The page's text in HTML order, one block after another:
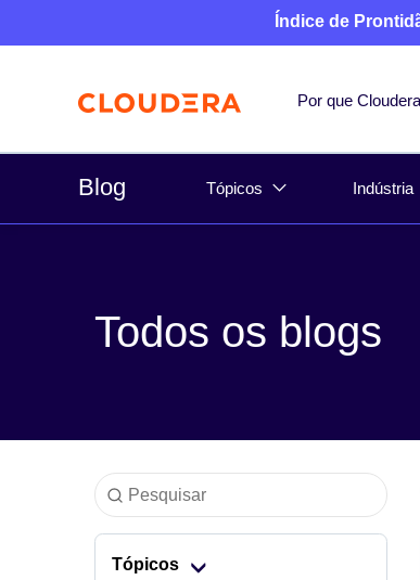
Índice de
Por que Cloudera
Blog Tópicos Indústria
Todos os blogs
Tópicos